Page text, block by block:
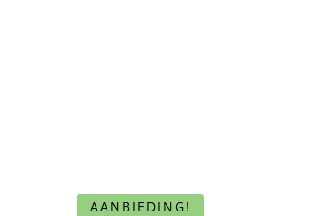
AANBIEDING!